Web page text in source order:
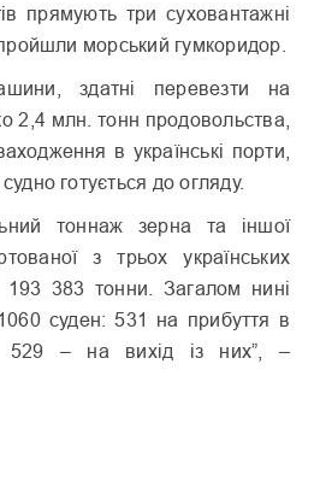
прямують три суховантажні
морський гумкоридор.
здатні перевезти на
2,4 млн. тонн продовольства,
в українські порти,
готується до огляду.
тоннаж зерна та іншої
з трьох українських
193 383 тонни. Загалом нині
суден: 531 на прибуття в
529 – на вихід із них”, –